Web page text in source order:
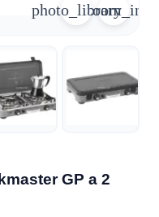
zoom_in
photo_library
GP a 2